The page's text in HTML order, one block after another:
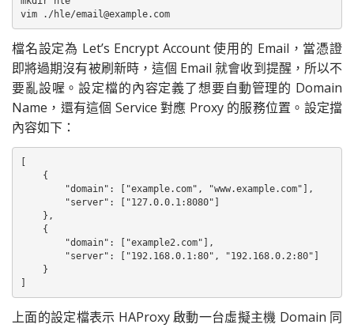
vim ./hle/email@example.com
檔名設定為 Let’s Encrypt Account 使用的 Email，當憑證
即將過期沒有被刷新時，這個 Email 就會收到提醒，所以不
要亂設喔。設定檔的內容定義了想要自動管理的 Domain
Name，還有這個 Service 對應 Proxy 的服務位置。設定擋
內容如下：
[
    {
        "domain": ["example.com", "www.example.com"],
        "server": ["127.0.0.1:8080"]
    },
    {
        "domain": ["example2.com"],
        "server": ["192.168.0.1:80", "192.168.0.2:80"]
    }
]
上面的設定檔表示 HAProxy 啟動一台虛擬主機 Domain 同